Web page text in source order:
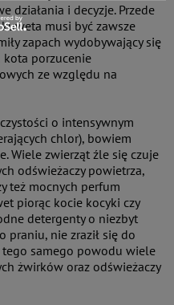
działania i decyzje. Przede
musi być zawsze
zapach wydobywający się
porzucenie
ze względu na
o intensywnym
chlor), bowiem
Wiele zwierząt źle się czuje
odświeżaczy powietrza,
też mocnych perfum
piorąc kocie kocyki czy
detergenty o niezbyt
praniu, nie zraził się do
tego samego powodu wiele
żwirków oraz odświeżaczy